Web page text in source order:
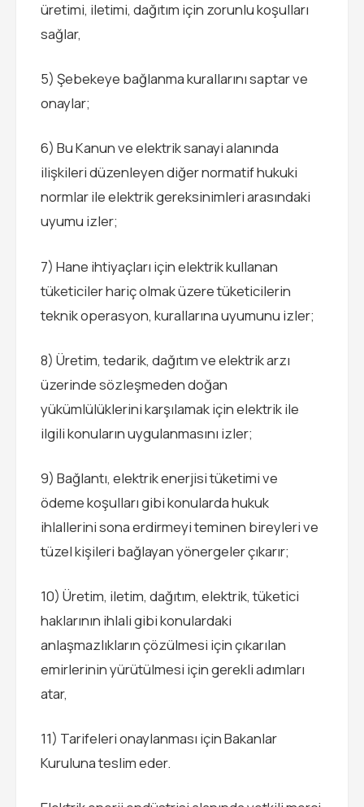
üretimi, iletimi, dağıtım için zorunlu koşulları
sağlar,
5) Şebekeye bağlanma kurallarını saptar ve
onaylar;
6) Bu Kanun ve elektrik sanayi alanında
ilişkileri düzenleyen diğer normatif hukuki
normlar ile elektrik gereksinimleri arasındaki
uyumu izler;
7) Hane ihtiyaçları için elektrik kullanan
tüketiciler hariç olmak üzere tüketicilerin
teknik operasyon, kurallarına uyumunu izler;
8) Üretim, tedarik, dağıtım ve elektrik arzı
üzerinde sözleşmeden doğan
yükümlülüklerini karşılamak için elektrik ile
ilgili konuların uygulanmasını izler;
9) Bağlantı, elektrik enerjisi tüketimi ve
ödeme koşulları gibi konularda hukuk
ihlallerini sona erdirmeyi teminen bireyleri ve
tüzel kişileri bağlayan yönergeler çıkarır;
10) Üretim, iletim, dağıtım, elektrik, tüketici
haklarının ihlali gibi konulardaki
anlaşmazlıkların çözülmesi için çıkarılan
emirlerinin yürütülmesi için gerekli adımları
atar,
11) Tarifeleri onaylanması için Bakanlar
Kuruluna teslim eder.